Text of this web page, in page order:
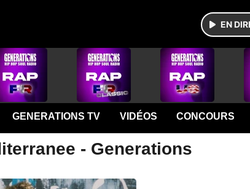
EN
GENERATIONS TV VIDÉOS CONCOURS
- Generations